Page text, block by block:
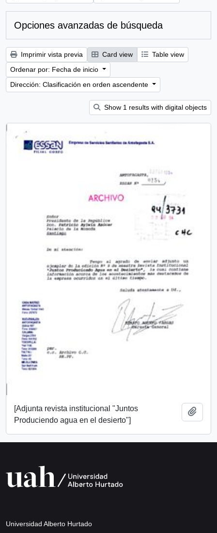
Opciones avanzadas de búsqueda
Imprimir vista previa Card view
Table view
Ordenar por: Fecha de inicio
Dirección: Clasificación en orden ascendente
Show 1 results with digital objects
[Adjunta revista institucional "Juntos
Produciendo agua en el desierto"]
Universidad Alberto Hurtado